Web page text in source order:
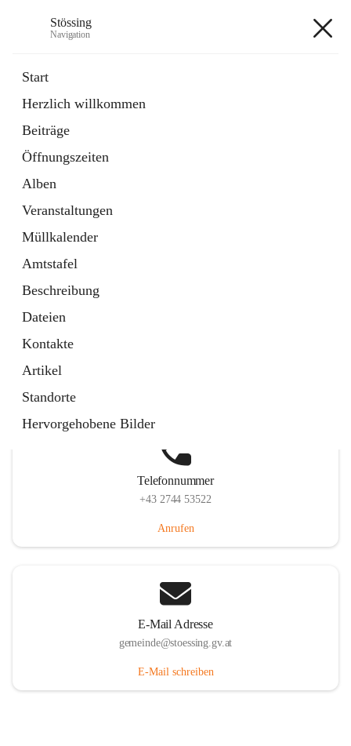
Stössing
Navigation
Start
Herzlich willkommen
Beiträge
Öffnungszeiten
Alben
Veranstaltungen
Müllkalender
Amtstafel
Beschreibung
Dateien
Kontakte
Artikel
Standorte
Hervorgehobene Bilder
Datei
in
Tab
Kindergarten
öffnet
in
neuem
Tab
Telefonnummer
+43 2744 53522
Anrufen
E-Mail Adresse
gemeinde@stoessing.gv.at
E-Mail schreiben